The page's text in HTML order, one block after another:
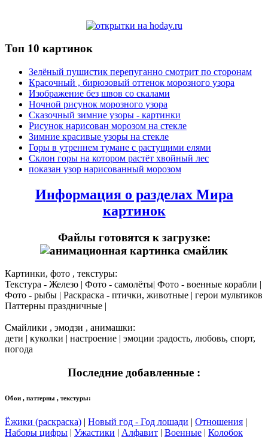
Топ 10 картинок
Зелёный пушистик перепуганно смотрит по сторонам
Красочный , бирюзовый оттенок морозного узора
Изображение без швов со скалами
Ночной рисунок морозного узора
Сказочный зимние узоры - картинки
Рисунок нарисован морозом на стекле
Зимние красивые узоры на стекле
Горы в утреннем тумане с растущими елями
Склон горы на котором растёт хвойный лес
показан узор нарисованный морозом
Информация о разделах Мира
картинок
Файлы готовятся к загрузке:
Картинки, фото , текстуры:
Текстура - Железо | Фото - самолёты| Фото - военные корабли |
Фото - рыбы | Раскраска - птички, животные | герои мультиков
Паттерны праздничные |
Смайлики , эмодзи , анимашки:
дети | куколки | настроение | эмоции :радость, любовь, спорт,
погода
Последние добавленные :
Обои , паттерны , текстуры:
Ёжики (раскраска) | Новый год - Год лошади | Отношения |
Наборы цифры | Ужастики | Алфавит | Военные | Колобок